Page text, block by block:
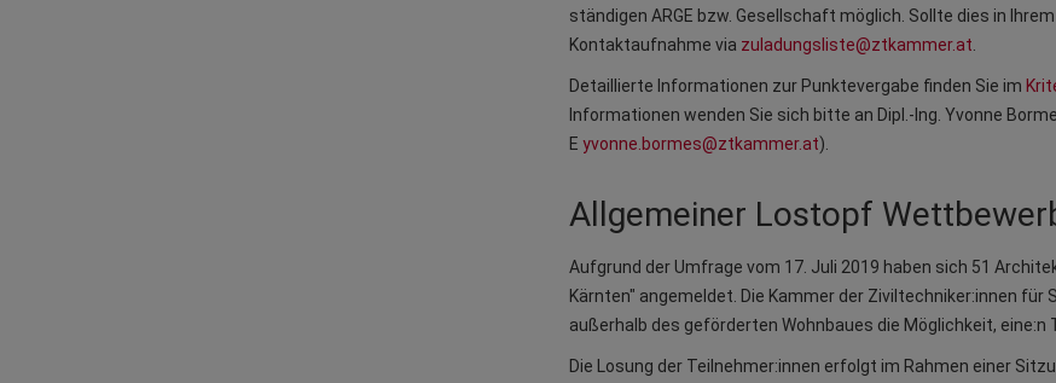
ständigen ARGE bzw. Gesellschaft möglich. Sollte dies in
Kontaktaufnahme via zuladungsliste@ztkammer.at
Detaillierte Informationen zur Punktevergabe finden Sie im
Informationen wenden Sie sich bitte an Dipl.-Ing. Yvonne
Eyvonne.bormes@ztkammer.at).
Allgemeiner Lostopf
Aufgrund der Umfrage vom 17. Juli 2019 haben sich 51
Kärnten" angemeldet. Die Kammer der Ziviltechniker:innen
außerhalb des geförderten Wohnbaues die Möglichkeit, eine:n
Die Losung der Teilnehmer:innen erfolgt im Rahmen einer